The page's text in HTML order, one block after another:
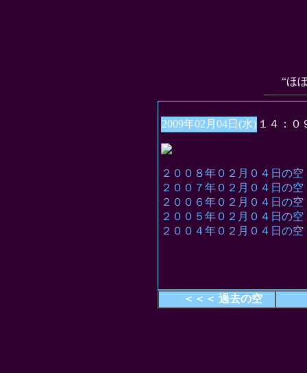
“ほ
2009年02月04日(水) １４：０
２００８年０２月０４日の空
２００７年０２月０４日の空
２００６年０２月０４日の空
２００５年０２月０４日の空
２００４年０２月０４日の空
＜＜＜ 過去の空